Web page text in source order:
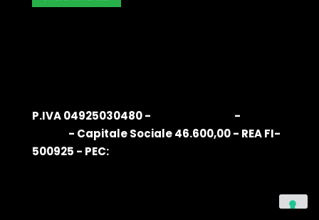
P.IVA 04925030480 - -
- Capitale Sociale 46.600,00 - REA FI-
500925 - PEC: